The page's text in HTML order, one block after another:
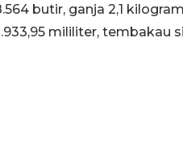
butir, ganja 2,1
mililiter, tembakau